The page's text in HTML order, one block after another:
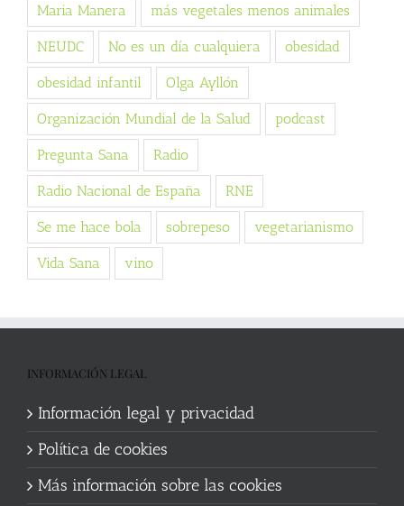
Maria Manera más vegetales menos animales
NEUDC No es un día cualquiera obesidad
obesidad infantil Olga Ayllón
Organización Mundial de la Salud podcast
Pregunta Sana Radio
Radio Nacional de España RNE
Se me hace bola sobrepeso vegetarianismo
Vida Sana vino
INFORMACIÓN LEGAL
Información legal y privacidad
Política de cookies
Más información sobre las cookies